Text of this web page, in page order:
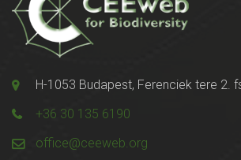
H-1053 Budapest, Ferenciek tere 2.
+36 30 135 6190
office@ceeweb.org